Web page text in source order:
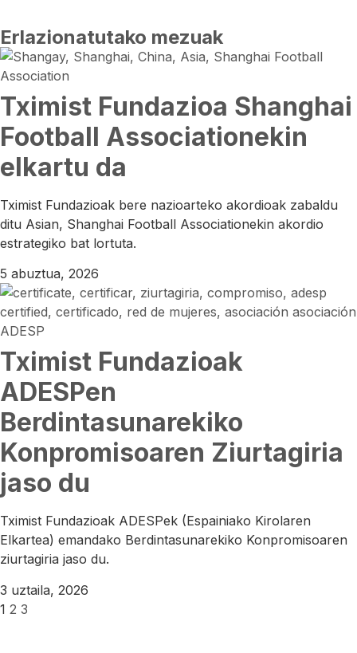
Erlazionatutako mezuak
Tximist Fundazioa Shanghai
Football Associationekin
elkartu da
Tximist Fundazioak bere nazioarteko akordioak zabaldu
ditu Asian, Shanghai Football Associationekin akordio
estrategiko bat lortuta.
5 abuztua, 2026
Tximist Fundazioak
ADESPen
Berdintasunarekiko
Konpromisoaren Ziurtagiria
jaso du
Tximist Fundazioak ADESPek (Espainiako Kirolaren
Elkartea) emandako Berdintasunarekiko Konpromisoaren
ziurtagiria jaso du.
3 uztaila, 2026
1 2 3